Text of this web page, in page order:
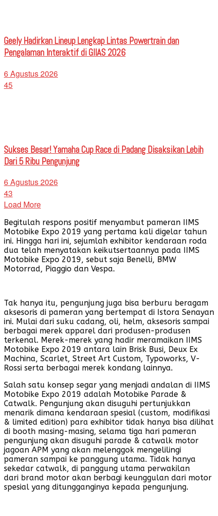
Geely Hadirkan Lineup Lengkap Lintas Powertrain dan
Pengalaman Interaktif di GIIAS 2026
6 Agustus 2026
45
Sukses Besar! Yamaha Cup Race di Padang Disaksikan Lebih
Dari 5 Ribu Pengunjung
6 Agustus 2026
43
Load More
Begitulah respons positif menyambut pameran IIMS
Motobike Expo 2019 yang pertama kali digelar tahun
ini. Hingga hari ini, sejumlah exhibitor kendaraan roda
dua telah menyatakan keikutsertaannya pada IIMS
Motobike Expo 2019, sebut saja Benelli, BMW
Motorrad, Piaggio dan Vespa.
Tak hanya itu, pengunjung juga bisa berburu beragam
aksesoris di pameran yang bertempat di Istora Senayan
ini. Mulai dari suku cadang, oli, helm, aksesoris sampai
berbagai merek apparel dari produsen-produsen
terkenal. Merek-merek yang hadir meramaikan IIMS
Motobike Expo 2019 antara lain Brisk Busi, Deux Ex
Machina, Scarlet, Street Art Custom, Typoworks, V-
Rossi serta berbagai merek kondang lainnya.
Salah satu konsep segar yang menjadi andalan di IIMS
Motobike Expo 2019 adalah Motobike Parade &
Catwalk. Pengunjung akan disuguhi pertunjukkan
menarik dimana kendaraan spesial (custom, modifikasi
& limited edition) para exhibitor tidak hanya bisa dilihat
di booth masing-masing, selama tiga hari pameran
pengunjung akan disuguhi parade & catwalk motor
jagoan APM yang akan melenggok mengelilingi
pameran sampai ke panggung utama. Tidak hanya
sekedar catwalk, di panggung utama perwakilan
dari brand motor akan berbagi keunggulan dari motor
spesial yang ditungganginya kepada pengunjung.